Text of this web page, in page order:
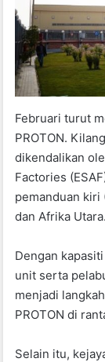
Februari turut
PROTON.
dikendalikan
Factories
pemanduan kiri
dan Afrika Utara.
Dengan
unit serta
menjadi
PROTON di
Selain itu,